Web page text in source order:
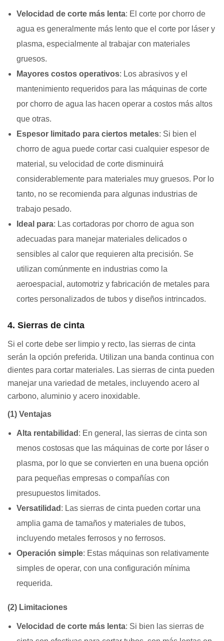
Velocidad de corte más lenta: El corte por chorro de
agua es generalmente más lento que el corte por láser y
plasma, especialmente al trabajar con materiales
gruesos.
Mayores costos operativos: Los abrasivos y el
mantenimiento requeridos para las máquinas de corte
por chorro de agua las hacen operar a costos más altos
que otras.
Espesor limitado para ciertos metales: Si bien el
chorro de agua puede cortar casi cualquier espesor de
material, su velocidad de corte disminuirá
considerablemente para materiales muy gruesos. Por lo
tanto, no se recomienda para algunas industrias de
trabajo pesado.
Ideal para: Las cortadoras por chorro de agua son
adecuadas para manejar materiales delicados o
sensibles al calor que requieren alta precisión. Se
utilizan comúnmente en industrias como la
aeroespacial, automotriz y fabricación de metales para
cortes personalizados de tubos y diseños intrincados.
4. Sierras de cinta
Si el corte debe ser limpio y recto, las sierras de cinta
serán la opción preferida. Utilizan una banda continua con
dientes para cortar materiales. Las sierras de cinta pueden
manejar una variedad de metales, incluyendo acero al
carbono, aluminio y acero inoxidable.
(1) Ventajas
Alta rentabilidad : En general, las sierras de cinta son
menos costosas que las máquinas de corte por láser o
plasma, por lo que se convierten en una buena opción
para pequeñas empresas o compañías con
presupuestos limitados.
Versatilidad : Las sierras de cinta pueden cortar una
amplia gama de tamaños y materiales de tubos,
incluyendo metales ferrosos y no ferrosos.
Operación simple: Estas máquinas son relativamente
simples de operar, con una configuración mínima
requerida.
(2) Limitaciones
Velocidad de corte más lenta: Si bien las sierras de